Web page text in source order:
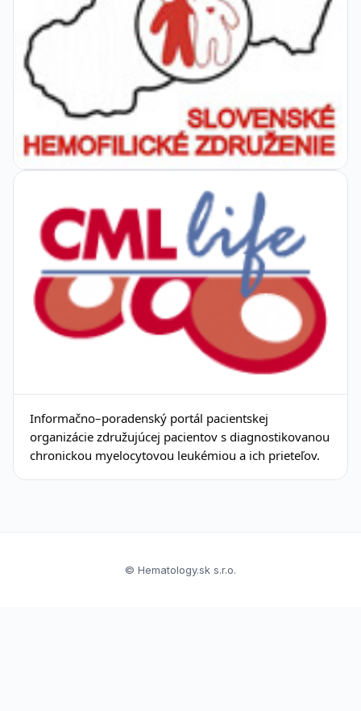
Informačno–poradenský portál pacientskej
organizácie združujúcej pacientov s diagnostikovanou
chronickou myelocytovou leukémiou a ich prieteľov.
© Hematology.sk s.r.o.